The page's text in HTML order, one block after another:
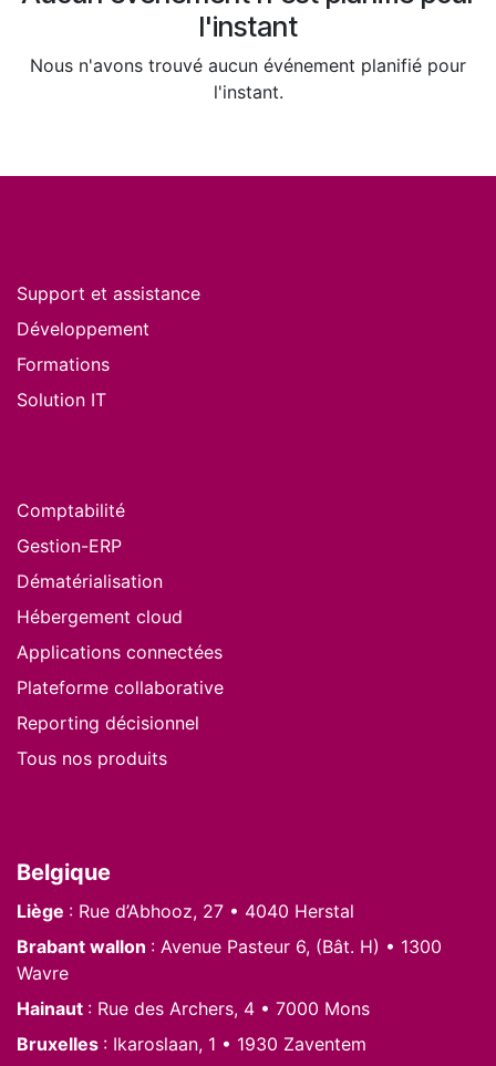
l'instant
Nous n'avons trouvé aucun événement planifié pour
l'instant.
Support et assistance
Développement
Formations
Solution IT
Comptabilité
Gestion-ERP
Dématérialisation
Hébergement cloud
Applications connectées
Plateforme collaborative
Reporting décisionnel
Tous nos produits
Belgique
Liège : Rue d’Abhooz, 27 • 4040 Herstal
Brabant wallon : Avenue Pasteur 6, (Bât. H) • 1300
Wavre
Hainaut : Rue des Archers, 4 • 7000 Mons
Bruxelles : Ikaroslaan, 1 • 1930 Zaventem